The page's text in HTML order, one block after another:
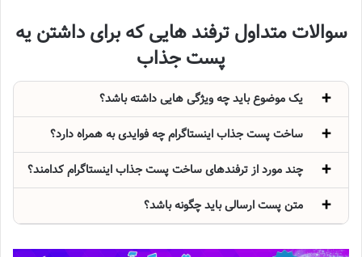
سوالات متداول ترفند هایی که برای داشتن یه
پست جذاب
یک موضوع باید چه ویژگی هایی داشته باشد؟
ساخت پست جذاب اینستاگرام چه فوایدی به همراه دارد؟
چند مورد از ترفندهای ساخت پست جذاب اینستاگرام کدامند؟
متن پست ارسالی باید چگونه باشد؟